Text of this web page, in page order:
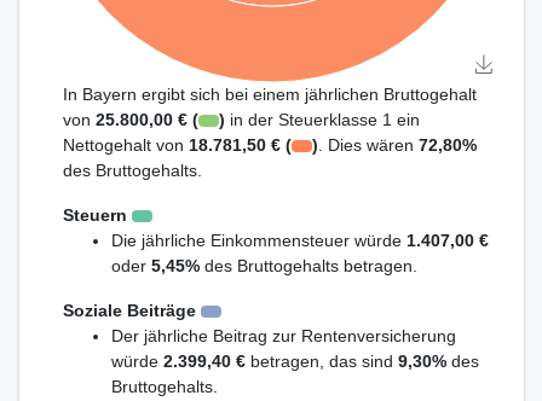
In Bayern ergibt sich bei einem jährlichen Bruttogehalt
von 25.800,00 € ( ) in der Steuerklasse 1 ein
Nettogehalt von 18.781,50 € ( ) . Dies wären72,80%
des Bruttogehalts.
Steuern
Die jährliche Einkommensteuer würde 1.407,00 €
oder 5,45% des Bruttogehalts betragen.
Soziale Beiträge
Der jährliche Beitrag zur Rentenversicherung
würde 2.399,40 € betragen, das sind 9,30% des
Bruttogehalts.